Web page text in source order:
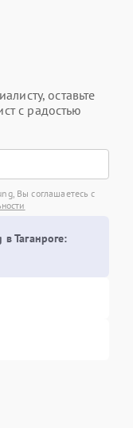
оставьте
с радостью
Вы соглашаетесь с
Таганроге: